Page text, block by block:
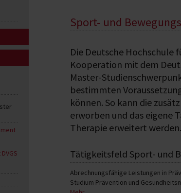
Sport- und
Die Deutsche Hochschule
Kooperation mit dem
Master-
bestimmten
können. So kann die
erworben und das eigene
Therapie erweitert werden.
Tätigkeitsfeld Sport- und
Abrechnungsfähige Leistungen in
Studium Prävention und